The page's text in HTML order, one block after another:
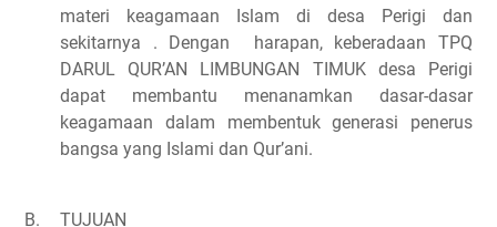
materi keagamaan Islam di desa Perigi dan
sekitarnya . Dengan
harapan, keberadaan TPQ
DARUL QUR’AN LIMBUNGAN TIMUK desa Perigi
dapat membantu menanamkan dasar-dasar
keagamaan dalam membentuk generasi penerus
bangsa yang Islami dan Qur’ani.
B.
TUJUAN